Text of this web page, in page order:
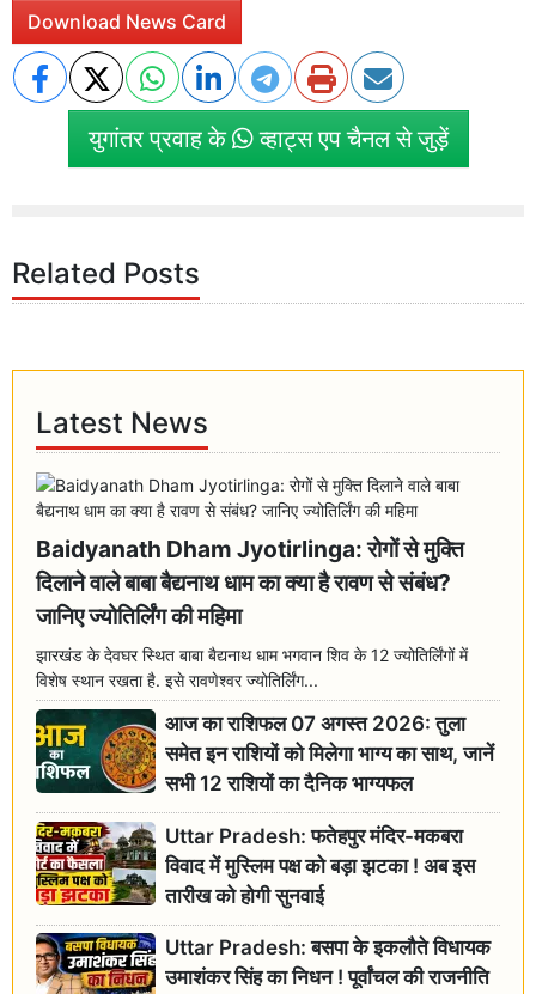
Download News Card
युगांतर प्रवाह के व्हाट्स एप चैनल से जुड़ें
Related Posts
Latest News
Baidyanath Dham Jyotirlinga: रोगों से मुक्ति
दिलाने वाले बाबा बैद्यनाथ धाम का क्या है रावण से संबंध?
जानिए ज्योतिर्लिंग की महिमा
झारखंड के देवघर स्थित बाबा बैद्यनाथ धाम भगवान शिव के 12 ज्योतिर्लिंगों में
विशेष स्थान रखता है. इसे रावणेश्वर ज्योतिर्लिंग...
आज का राशिफल 07 अगस्त 2026: तुला
समेत इन राशियों को मिलेगा भाग्य का साथ, जानें
सभी 12 राशियों का दैनिक भाग्यफल
Uttar Pradesh: फतेहपुर मंदिर-मकबरा
विवाद में मुस्लिम पक्ष को बड़ा झटका ! अब इस
तारीख को होगी सुनवाई
Uttar Pradesh: बसपा के इकलौते विधायक
उमाशंकर सिंह का निधन ! पूर्वांचल की राजनीति